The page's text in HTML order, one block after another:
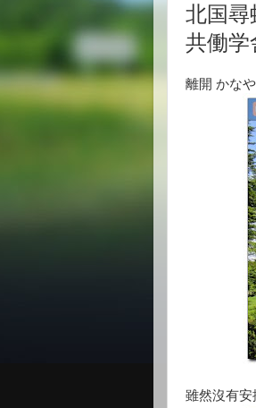
北国尋
共働学
離開 かな
雖然沒有安